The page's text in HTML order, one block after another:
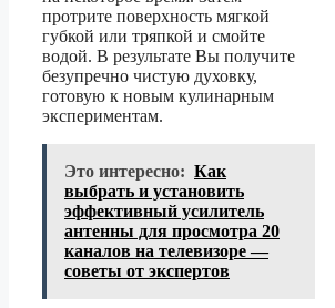
протрите поверхность мягкой
губкой или тряпкой и смойте
водой. В результате Вы получите
безупречно чистую духовку,
готовую к новым кулинарным
экспериментам.
Это интересно: Как
выбрать и установить
эффективный усилитель
антенны для просмотра 20
каналов на телевизоре —
советы от экспертов